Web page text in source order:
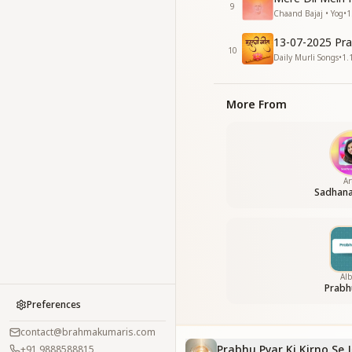
Preferences
contact@brahmakumaris.com
+91 9888588815
9
Chaand Bajaj • Yog•
10
13-07-2025
Daily Murli Songs•
More From
Prabhu Pyar Ki Kirno Se